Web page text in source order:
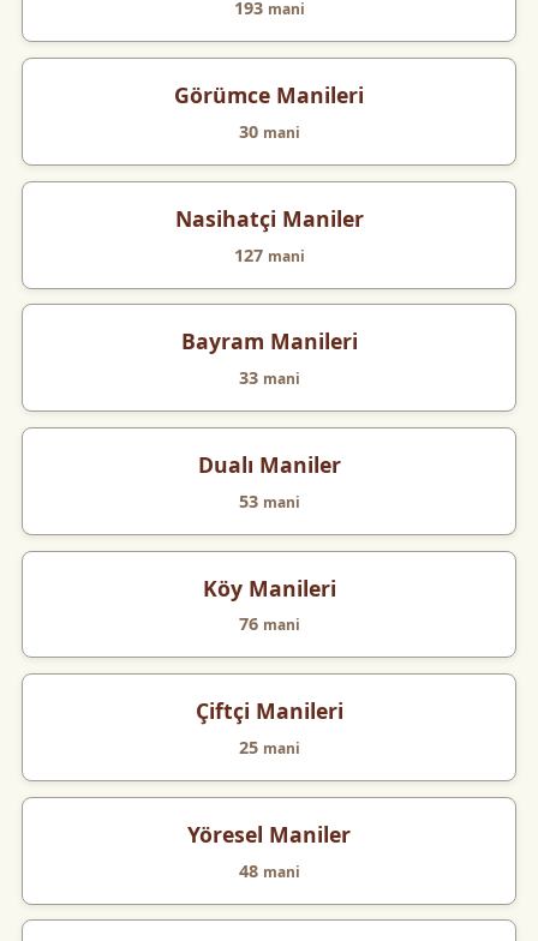
193 mani
Görümce Manileri
30 mani
Nasihatçi Maniler
127 mani
Bayram Manileri
33 mani
Dualı Maniler
53 mani
Köy Manileri
76 mani
Çiftçi Manileri
25 mani
Yöresel Maniler
48 mani